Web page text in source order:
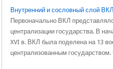
Внутренний и сословный слой
Первоначально ВКЛ
централизации государства. В
XVI в. ВКЛ была поделена на 13
централизованным государством.